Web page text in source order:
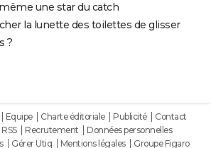
une star du catch
la lunette des toilettes de glisser
?
Equipe Charte éditoriale Publicité
Contact
RSS Recrutement
Données personnelles
Gérer Utiq Mentions légales Groupe Figaro